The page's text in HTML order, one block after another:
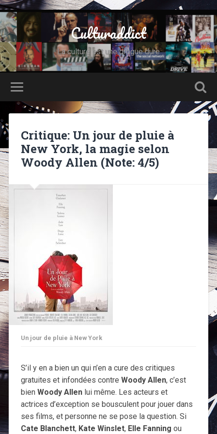
Culturaddict
La culture est une drogue dure
Critique: Un jour de pluie à
New York, la magie selon
Woody Allen (Note: 4/5)
Un jour de pluie à New York
S’il y en a bien un qui n’en a cure des critiques
gratuites et infondées contre Woody Allen, c’est
bien Woody Allenlui même. Les acteurs et
actrices d’exception se bousculent pour jouer dans
ses films, et personne ne se pose la question. Si
Cate Blanchett, Kate Winslet, Elle Fanning ou